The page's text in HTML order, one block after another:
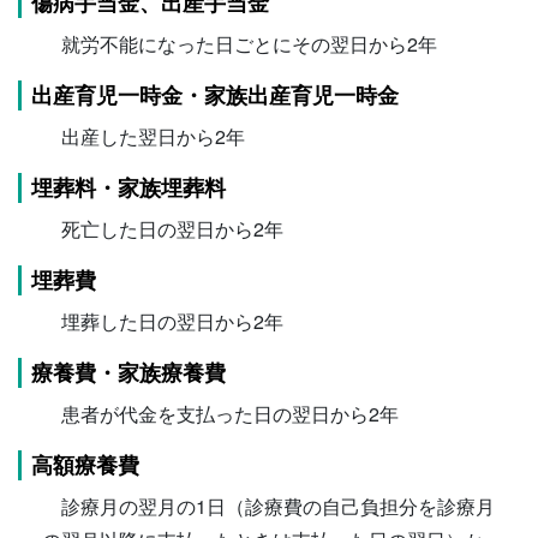
就労不能になった日ごとにその翌日から2年
出産育児一時金・家族出産育児一時金
出産した翌日から2年
埋葬料・家族埋葬料
死亡した日の翌日から2年
埋葬費
埋葬した日の翌日から2年
療養費・家族療養費
患者が代金を支払った日の翌日から2年
高額療養費
診療月の翌月の1日（診療費の自己負担分を診療月